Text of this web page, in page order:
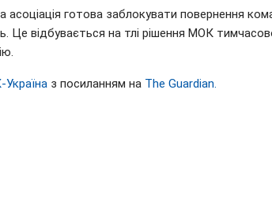
асоціація готова заблокувати повернення
Це відбувається на тлі рішення МОК
Україна з посиланням на The Guardian.